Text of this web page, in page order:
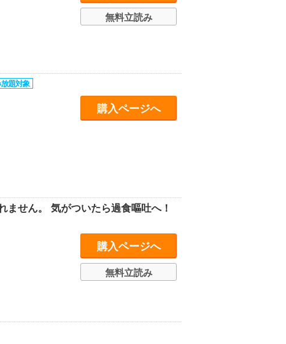
無料立読み
購入ページへ
ません。 気がついたら過食嘔吐へ！
購入ページへ
無料立読み